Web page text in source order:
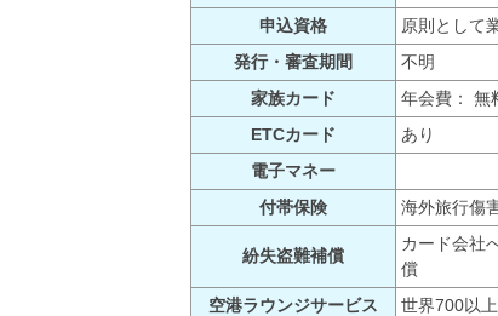
申込資格
原則として
発行・審査期間
不明
家族カード
年会費： 無
ETCカード
あり
電子マネー
付帯保険
海外旅行傷
紛失盗難補償
カード会社
償
空港ラウンジサービス
世界700以